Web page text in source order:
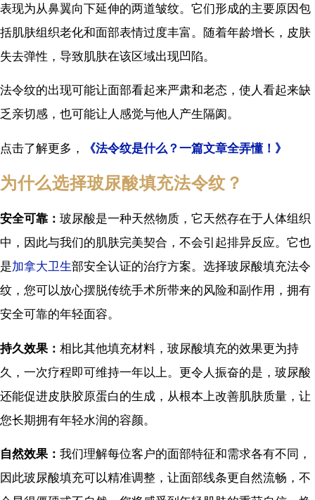
表现为从鼻翼向下延伸的两道皱纹。它们形成的主要原因包
括肌肤组织老化和面部表情过度丰富。随着年龄增长，皮肤
失去弹性，导致肌肤在该区域出现凹陷。
法令纹的出现可能让面部看起来严肃和老态，使人看起来缺
乏亲切感，也可能让人感觉与他人产生隔阂。
点击了解更多， 《法令纹是什么？一篇文章全弄懂！》
为什么选择玻尿酸填充法令纹？
安全可靠： 玻尿酸是一种天然物质，它天然存在于人体组织
中，因此与我们的肌肤完美契合，不会引起排异反应。它也
是加拿大卫生部安全认证的治疗方案。选择玻尿酸填充法令
纹，您可以放心摆脱传统手术所带来的风险和副作用，拥有
安全可靠的年轻面容。
持久效果： 相比其他填充材料，玻尿酸填充的效果更为持
久，一次疗程即可维持一年以上。更令人振奋的是，玻尿酸
还能促进皮肤胶原蛋白的生成，从根本上改善肌肤质量，让
您长期拥有年轻水润的容颜。
自然效果： 我们理解每位客户的面部特征和需求各有不同，
因此玻尿酸填充可以精准调整，让面部线条更自然流畅，不